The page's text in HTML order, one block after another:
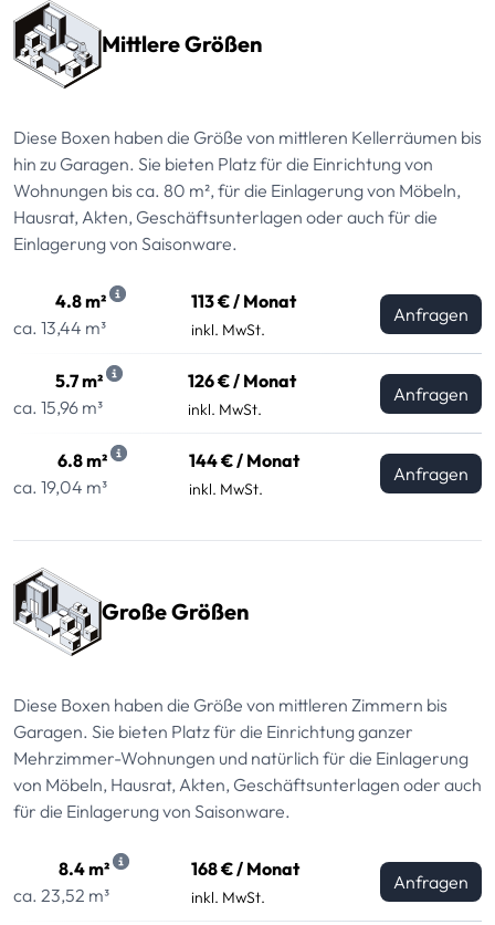
Mittlere Größen
Diese Boxen haben die Größe von mittleren Kellerräumen bis
hin zu Garagen. Sie bieten Platz für die Einrichtung von
Wohnungen bis ca. 80 m², für die Einlagerung von Möbeln,
Hausrat, Akten, Geschäftsunterlagen oder auch für die
Einlagerung von Saisonware.
4.8 m²
ca. 13,44 m³
113 € / Monat
inkl. MwSt.
Anfragen
5.7 m²
ca. 15,96 m³
126 € / Monat
inkl. MwSt.
Anfragen
6.8 m²
ca. 19,04 m³
144 € / Monat
inkl. MwSt.
Anfragen
Große Größen
Diese Boxen haben die Größe von mittleren Zimmern bis
Garagen. Sie bieten Platz für die Einrichtung ganzer
Mehrzimmer-Wohnungen und natürlich für die Einlagerung
von Möbeln, Hausrat, Akten, Geschäftsunterlagen oder auch
für die Einlagerung von Saisonware.
8.4 m²
ca. 23,52 m³
168 € / Monat
inkl. MwSt.
Anfragen